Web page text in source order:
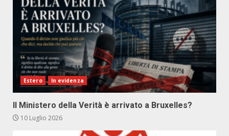
Estero In evidenza
Il Ministero della Verità è arrivato a Bruxelles?
10 Luglio 2026